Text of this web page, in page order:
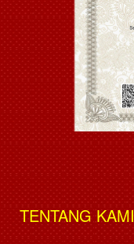
TENTANG KAMI